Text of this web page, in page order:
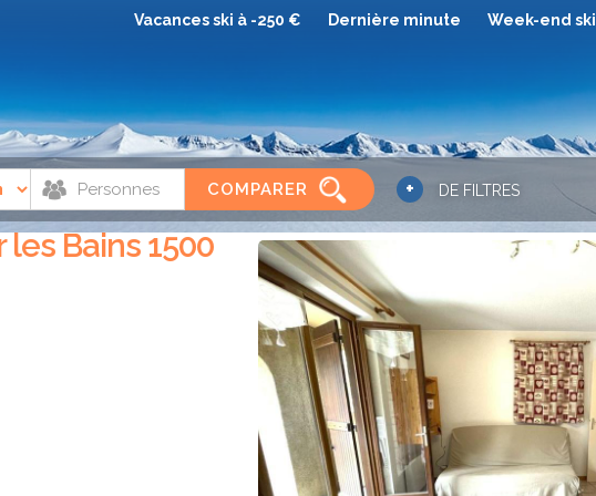
Vacances ski à -250 € Dernière minute Week-end ski
COMPARER + DE FILTRES
Résidence Le Pré Gambille Monetier les Bains 1500
Bains 1500